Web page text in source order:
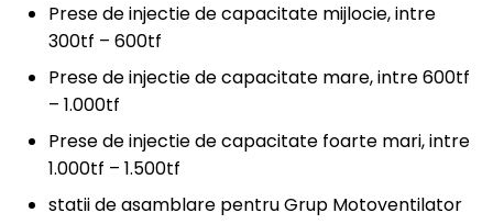
Prese de injectie de capacitate mijlocie, intre
300tf – 600tf
Prese de injectie de capacitate mare, intre 600tf
– 1.000tf
Prese de injectie de capacitate foarte mari, intre
1.000tf – 1.500tf
statii de asamblare pentru Grup Motoventilator